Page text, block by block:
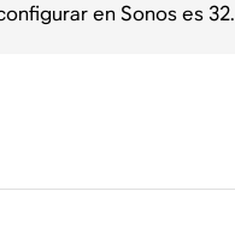
en Sonos es 32.